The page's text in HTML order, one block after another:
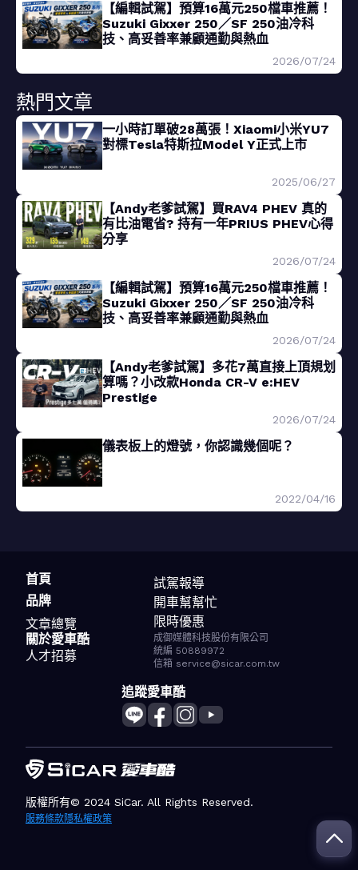
【編輯試駕】預算16萬元250檔車推薦！
Suzuki Gixxer 250／SF 250油冷科
技、高妥善率兼顧通勤與熱血
2026/07/24
熱門文章
一小時訂單破28萬張！Xiaomi小米YU7
對標Tesla特斯拉Model Y正式上市
2025/06/27
【Andy老爹試駕】買RAV4 PHEV 真的
有比油電省? 持有一年PRIUS PHEV心得
分享
2026/07/24
【編輯試駕】預算16萬元250檔車推薦！
Suzuki Gixxer 250／SF 250油冷科
技、高妥善率兼顧通勤與熱血
2026/07/24
【Andy老爹試駕】多花7萬直接上頂規划
算嗎？小改款Honda CR-V e:HEV
Prestige
2026/07/24
儀表板上的燈號，你認識幾個呢？
2022/04/16
首頁
品牌
文章總覽
試駕報導
開車幫幫忙
限時優惠
關於愛車酷
人才招募
成御媒體科技股份有限公司
統編 50889972
信箱 service@sicar.com.tw
追蹤愛車酷
版權所有© 2024 SiCar. All Rights Reserved.
服務條款隱私權政策